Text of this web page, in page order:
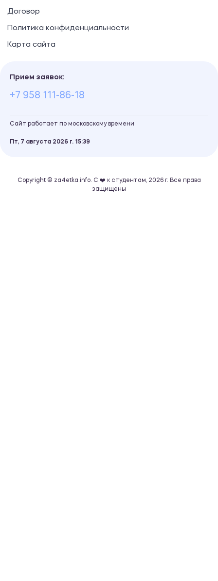
Договор
Политика конфиденциальности
Карта сайта
Прием заявок:
+7 958 111-86-18
Сайт работает по московскому времени
Пт, 7 августа 2026 г. 15 39
Copyright © za4etka.info. С ❤️ к студентам, 2026 г. Все права
защищены